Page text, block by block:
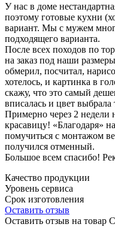
У нас в доме
поэтому готовые кухни
вариант. Мы с мужем
подходящего варианта.
После всех походов по
на заказ под наши
обмерил, посчитал,
хотелось, и картинка в
скажу, что это самый
вписалась и цвет выбрала
Примерно через 2
красавицу! «Благодаря»
помучиться с монтажом
получился отменный.
Большое всем спасибо!
Качество продукции
Уровень сервиса
Срок изготовления
Оставить отзыв
Оставить отзыв на товар